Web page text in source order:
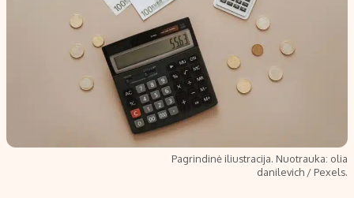
Kriptovaliutos
Būsto finansai
Įdomios naujienos
Apie mus
Pagrindinė iliustracija. Nuotrauka: olia
danilevich / Pexels.